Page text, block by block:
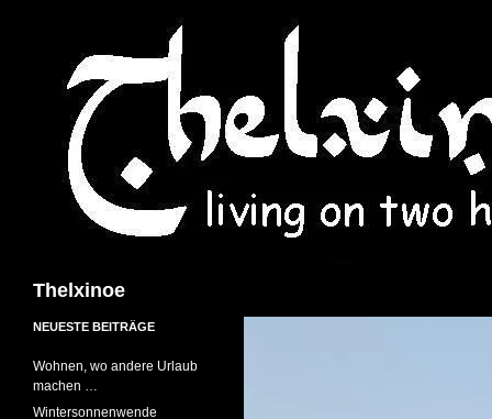
Thelxinoe
NEUESTE BEITRÄGE
Wohnen, wo andere Urlaub
machen …
Wintersonnenwende